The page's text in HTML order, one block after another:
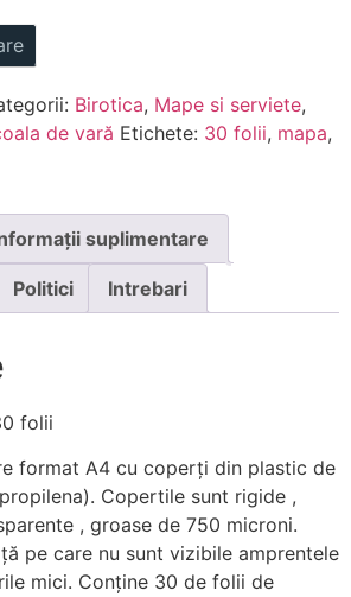
Birotica, Mape si serviete,
de vară Etichete: 30 folii, mapa,
suplimentare
Politici Intrebari
folii
format A4 cu coperţi din plastic de
Copertile sunt rigide ,
, groase de 750 microni.
pe care nu sunt vizibile amprentele
mici. Conţine 30 de folii de